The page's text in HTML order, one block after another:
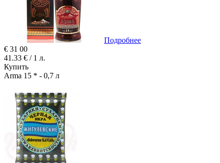
Подробнее
€ 31 00
41.33 € / 1 л.
Купить
Arma 15 * - 0,7 л